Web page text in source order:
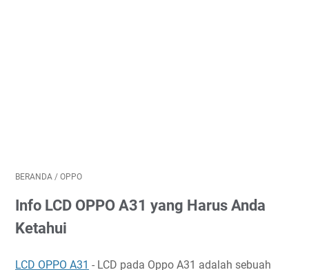
BERANDA / OPPO
Info LCD OPPO A31 yang Harus Anda
Ketahui
LCD OPPO A31 - LCD pada Oppo A31 adalah sebuah